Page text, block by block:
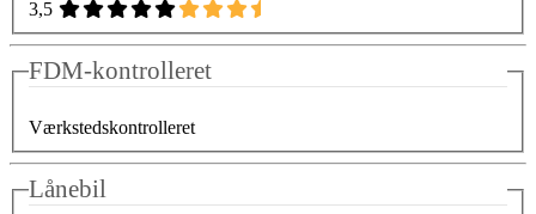
3,5
FDM-kontrolleret
Værkstedskontrolleret
Lånebil